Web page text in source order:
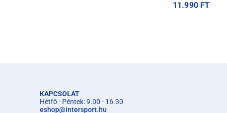
11.990 FT
KAPCSOLAT
Hétfő - Péntek: 9.00 - 16.30
eshop@intersport.hu